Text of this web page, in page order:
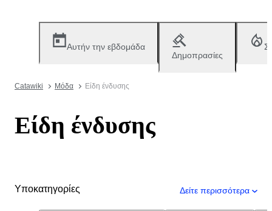
Αυτήν την εβδομάδα
Δημοπρασίες
Catawiki Μόδα Είδη ένδυσης
Είδη ένδυσης
Υποκατηγορίες Δείτε περισσότερα